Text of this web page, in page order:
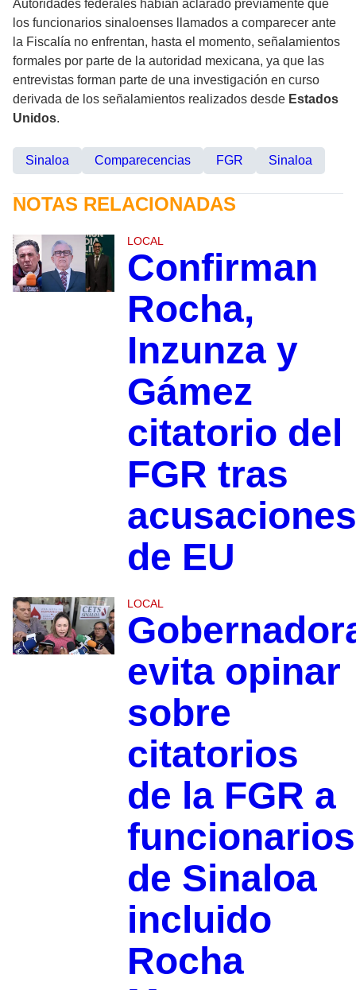
Autoridades federales habían aclarado previamente que
los funcionarios sinaloenses llamados a comparecer ante
la Fiscalía no enfrentan, hasta el momento, señalamientos
formales por parte de la autoridad mexicana, ya que las
entrevistas forman parte de una investigación en curso
derivada de los señalamientos realizados desde Estados
Unidos.
Sinaloa Comparecencias FGR Sinaloa
NOTAS RELACIONADAS
LOCAL
Confirman
Rocha,
Inzunza y
Gámez
citatorio del
FGR tras
acusaciones
de EU
LOCAL
evita opinar
sobre
citatorios
de la FGR a
funcionarios
de Sinaloa
incluido
Rocha